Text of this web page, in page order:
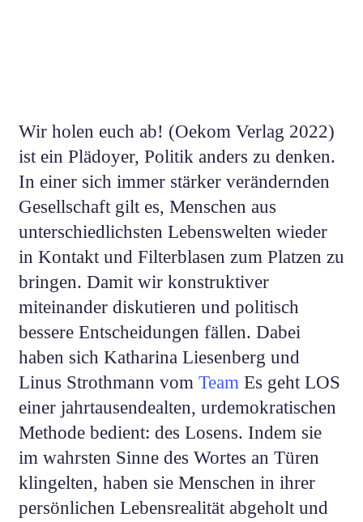
Wir holen euch ab! (Oekom Verlag 2022)
ist ein Plädoyer, Politik anders zu denken.
In einer sich immer stärker verändernden
Gesellschaft gilt es, Menschen aus
unterschiedlichsten Lebenswelten wieder
in Kontakt und Filterblasen zum Platzen zu
bringen. Damit wir konstruktiver
miteinander diskutieren und politisch
bessere Entscheidungen fällen. Dabei
haben sich Katharina Liesenberg und
Linus Strothmann vom TeamEs geht LOS
einer jahrtausendealten, urdemokratischen
Methode bedient: des Losens. Indem sie
im wahrsten Sinne des Wortes an Türen
klingelten, haben sie Menschen in ihrer
persönlichen Lebensrealität abgeholt und